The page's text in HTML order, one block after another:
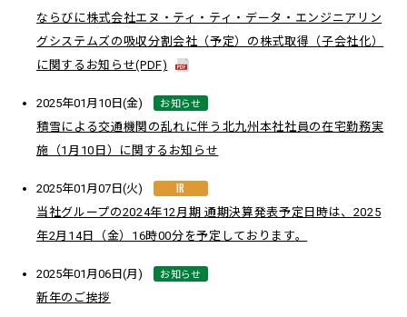
ならびに株式会社エヌ・ティ・ティ・データ・エンジニアリン
グシステムズの吸収分割会社（予定）の株式取得（子会社化）
に関するお知らせ(PDF)
2025年01月10日(金) お知らせ
積雪による交通機関の乱れに伴う北九州本社社員の在宅勤務実
施（1月10日）に関するお知らせ
2025年01月07日(火) IR
当社グループの2024年12月期 通期決算発表予定日時は、2025
年2月14日（金）16時00分を予定しております。
2025年01月06日(月) お知らせ
新年のご挨拶